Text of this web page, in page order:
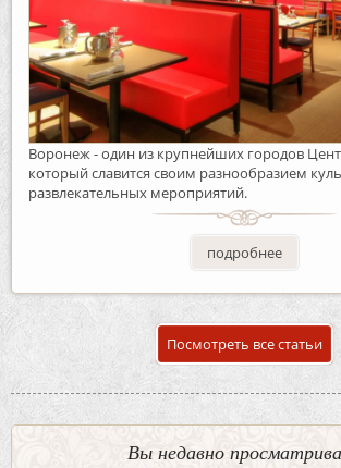
Воронеж - один из крупнейших городов
который славится своим разнообразием
развлекательных мероприятий.
подробнее
Посмотреть все статьи
Вы недавно